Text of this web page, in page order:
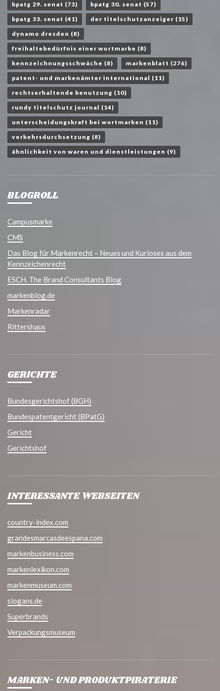
bpatg 29. senat (73) bpatg 30. senat (57)
bpatg 33. senat (41) der titelschutzanzeiger (15)
dynamo dresden (8)
freihaltebedürfnis einer wortmarke (8)
kennzeichnungsschwäche (8) markenblatt (276)
patent- und markenämter international (11)
rechtserhaltende benutzung (10)
rundy titelschutz journal (14)
unterscheidungskraft bei wortmarken (11)
verkehrsdurchsetzung (8)
ähnlichkeit von waren und dienstleistungen (9)
BLOGROLL
Campusmarke
CMS
Das Blog für Markenrecht – Neues und Kurioses aus dem
Kennzeichenrecht
ESCH. The Brand Consultants Blog
markenblog.de
Markenradar
Rittershaus
GERICHTE
Bundesgerichtshof (BGH)
Bundespatentgericht (BPatG)
Gericht
Gerichtshof
INTERESSANTE WEBSEITEN
country-index.com
grandesmarcasdeespana.com
markenbusiness.com
markenlexikon.com
markenmuseum.com
slogans.de
Superbrands
Verpackungsmuseum
MARKEN- UND PRODUKTPIRATERIE